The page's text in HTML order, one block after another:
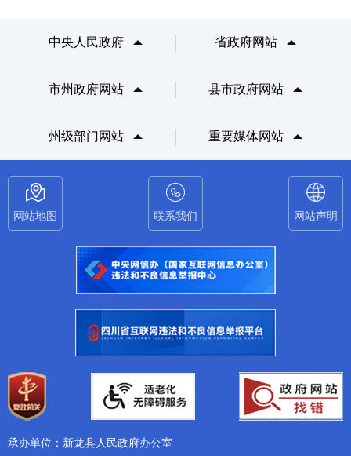
中央人民政府 省政府网站
市州政府网站 县市政府网站
州级部门网站 重要媒体网站
网站地图 联系我们 网站声明
承办单位：新龙县人民政府办公室